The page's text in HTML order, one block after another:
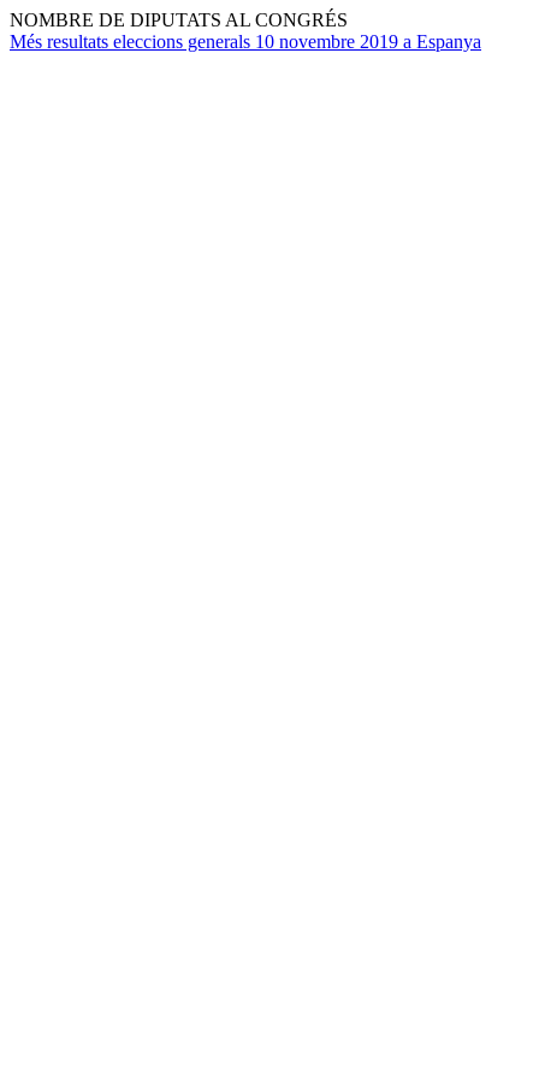
NOMBRE DE DIPUTATS AL CONGRÉS
Més resultats eleccions generals 10 novembre 2019 a Espanya